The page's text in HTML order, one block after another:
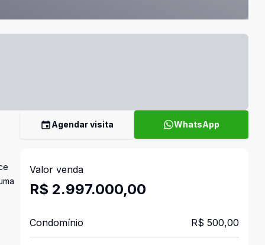
Agendar visita WhatsApp
Valor venda
R$ 2.997.000,00
Condomínio R$ 500,00